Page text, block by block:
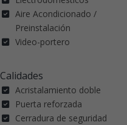
Aire Acondicionado /
Preinstalación
Video-portero
Calidades
Acristalamiento doble
Puerta reforzada
Cerradura de seguridad